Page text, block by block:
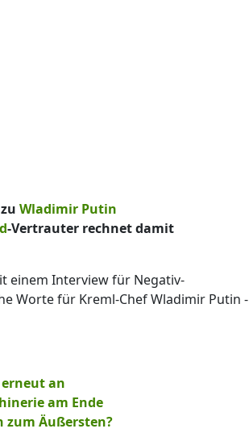
Wladimir Putin
-Vertrauter rechnet damit
einem Interview für Negativ-
Worte für Kreml-Chef Wladimir Putin -
an
am Ende
zum Äußersten?